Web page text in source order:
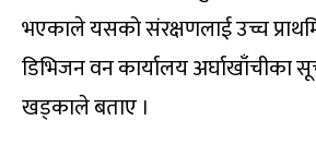
भएकाले यसको संरक्षणलाई उच्च
डिभिजन वन कार्यालय अर्घाखाँचीका
खड्काले बताए ।